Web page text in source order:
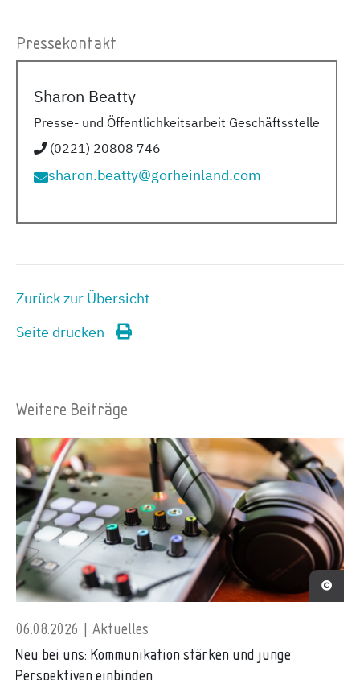
Pressekontakt
Sharon Beatty
Presse- und Öffentlichkeitsarbeit Geschäftsstelle
(0221) 20808 746
sharon.beatty@gorheinland.com
Zurück zur Übersicht
Seite drucken
Weitere Beiträge
06.08.2026 | Aktuelles
Neu bei uns: Kommunikation stärken und junge